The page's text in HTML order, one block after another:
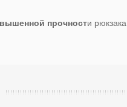
прочности рюкзака.